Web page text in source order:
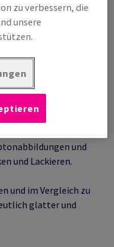
mit mittlerem Glanz
und
und Lackieren.
und im Vergleich zu
glatter und
zu verbessern, die
unsere